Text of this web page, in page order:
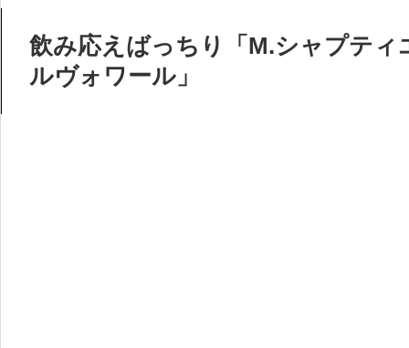
飲み応えばっちり「M.シャプティ
ルヴォワール」